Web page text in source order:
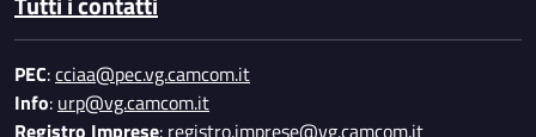
PEC:cciaa@pec.vg.camcom.it
Info: urp@vg.camcom.it
Registro Imprese: registro.imprese@vg.camcom.it